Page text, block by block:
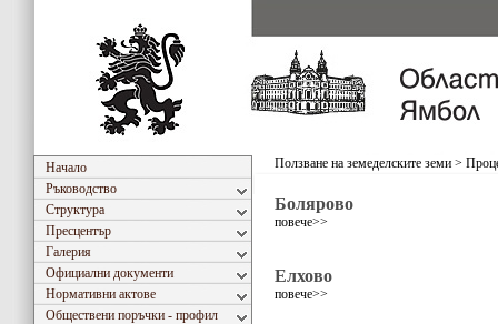
Начало
Ръководство
Структура
Пресцентър
Галерия
Официални документи
Нормативни актове
Обществени поръчки - профил
Ползване на земеделските земи >
Болярово
повече>>
Елхово
повече>>